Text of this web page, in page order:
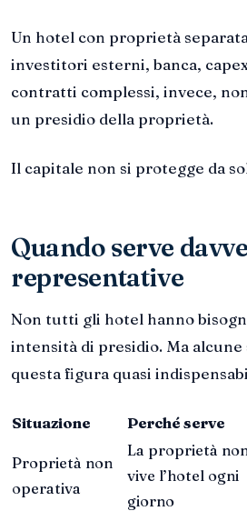
Un hotel con proprietà
investitori esterni, banca,
contratti complessi, invece,
un presidio della proprietà.
Il capitale non si protegge da
Quando serve
representative
Non tutti gli hotel hanno
intensità di presidio. Ma
questa figura quasi
Situazione Perché serve
Proprietà non
operativa
La proprietà non
vive l’hotel ogni
giorno